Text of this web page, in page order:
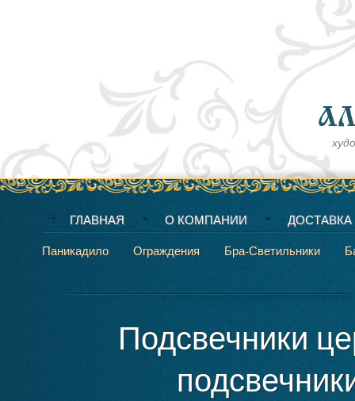
ГЛАВНАЯ О КОМПАНИИ
ДОСТАВКА
Паникадило
Ограждения Бра-Светильники
Подсвечники